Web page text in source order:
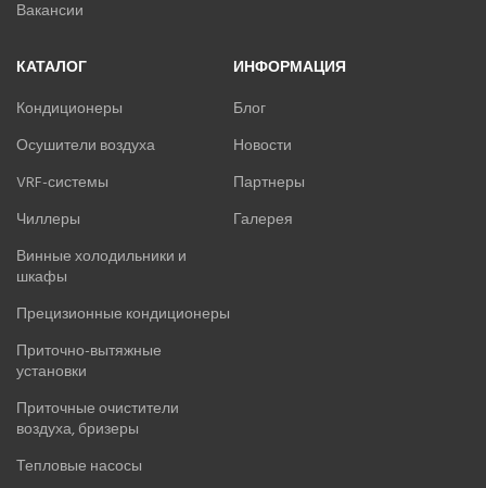
Вакансии
КАТАЛОГ
Кондиционеры
Осушители воздуха
VRF-системы
Чиллеры
Винные холодильники и
шкафы
Прецизионные кондиционеры
Приточно-вытяжные
установки
Приточные очистители
воздуха, бризеры
Тепловые насосы
ИНФОРМАЦИЯ
Блог
Новости
Партнеры
Галерея